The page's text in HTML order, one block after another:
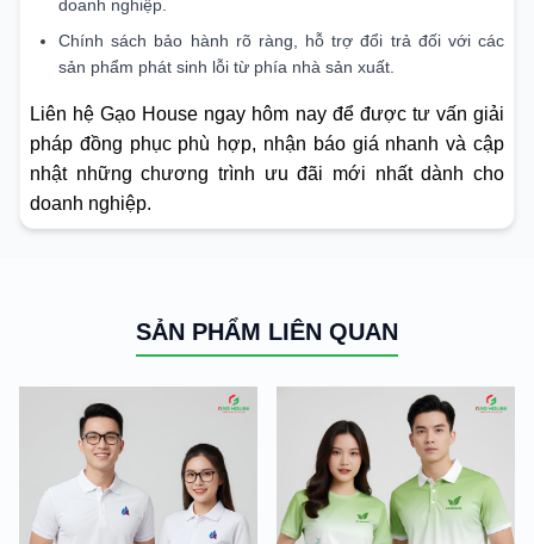
doanh nghiệp.
Chính sách bảo hành rõ ràng, hỗ trợ đổi trả đối với các
sản phẩm phát sinh lỗi từ phía nhà sản xuất.
Liên hệ Gạo House ngay hôm nay để được tư vấn giải
pháp đồng phục phù hợp, nhận báo giá nhanh và cập
nhật những chương trình ưu đãi mới nhất dành cho
doanh nghiệp.
SẢN PHẨM LIÊN QUAN